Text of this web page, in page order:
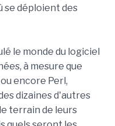
se déploient des
le monde du logiciel
à mesure que
encore Perl,
dizaines d'autres
terrain de leurs